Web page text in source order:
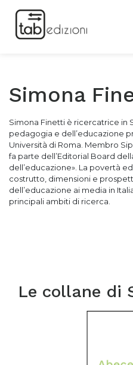
Simona
Simona Finetti è ricercatrice in
pedagogia e dell’educazione
Università di Roma. Membro
fa parte dell’Editorial Board
dell’educazione». La povertà
costrutto, dimensioni e
dell’educazione ai media in
principali ambiti di ricerca.
Le collane di